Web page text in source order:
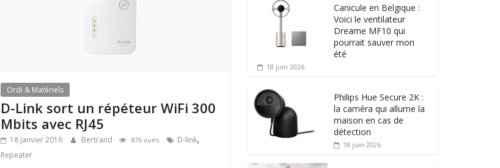
Ordi & Matériels
D-Link sort un répéteur WiFi 300
Mbits avec RJ45
18 janvier 2016 Bertrand 876 vues D-link,
Repeater
Canicule en Belgique :
Voici le ventilateur
Dreame MF10 qui
pourrait sauver mon
été
18 juin 2026
Philips Hue Secure 2K :
la caméra qui allume la
maison en cas de
détection
18 juin 2026